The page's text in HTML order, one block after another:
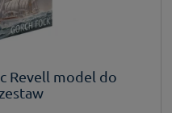
Revell model do